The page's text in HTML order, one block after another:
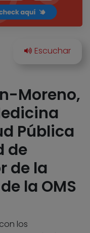
Moreno,
Pública
de
de la
la OMS
los